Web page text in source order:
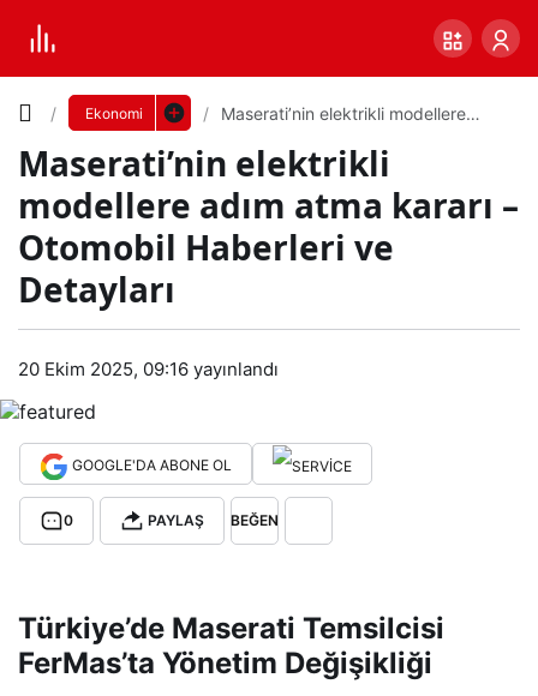
Ekonomi
Maserati’nin elektrikli modellere
Haberleri ve Detayları
Maserati’nin elektrikli
modellere adım atma kararı –
Otomobil Haberleri ve
Detayları
20 Ekim 2025, 09:16 yayınlandı
GOOGLE'DA ABONE OL
0 PAYLAŞ BEĞEN
Türkiye’de Maserati Temsilcisi
FerMas’ta Yönetim Değişikliği
Mas
’nin
elek
trikli
eller
Yazı
Boyutunu
Ayarla
Küçük 100% Dev
Varsayılana
dön